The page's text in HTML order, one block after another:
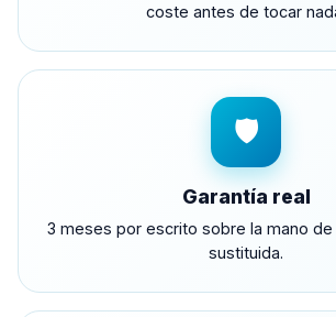
coste antes de tocar
🛡️
Garantía real
3 meses por escrito sobre la mano de
sustituida.